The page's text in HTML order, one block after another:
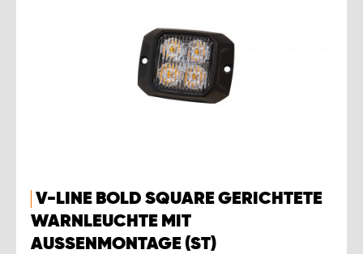
V-LINE BOLD SQUARE GERICHTETE
WARNLEUCHTE MIT
AUSSENMONTAGE (ST)